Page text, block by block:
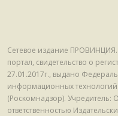
Сетевое издание
портал, свидетельство о
27.01.2017г., выдано
информационных
(Роскомнадзор). Учредитель:
ответственностью